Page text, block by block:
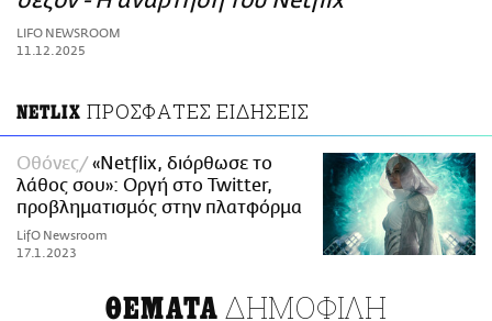
ΑΜΠΑ
PRINT
LIFO NEWSROOM
11.12.2025
NETLIX ΠΡΟΣΦΑΤΕΣ ΕΙΔΗΣΕΙΣ
Οθόνες
«Netflix, διόρθωσε το
λάθος σου»: Οργή στο Twitter,
προβληματισμός στην πλατφόρμα
LifO Newsroom
17.1.2023
ΘΕΜΑΤΑ ΔΗΜΟΦΙΛΗ